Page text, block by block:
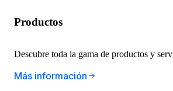
Productos
Descubre toda la gama de productos y
Más información